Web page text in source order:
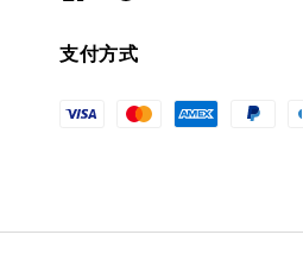
支付方式